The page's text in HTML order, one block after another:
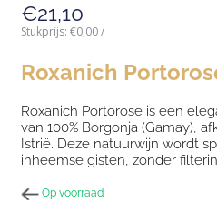
€21,10
Stukprijs: €0,00/
Roxanich
Roxanich Portorose is een
van 100% Borgonja (Gamay),
Istrië. Deze natuurwijn wordt
inheemse gisten, zonder
Op voorraad